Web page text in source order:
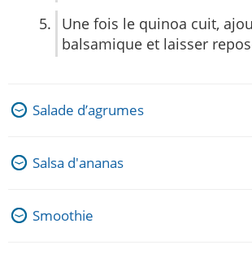
Une fois le quinoa cuit,
balsamique et laisser
Salade d’agrumes
Salsa d'ananas
Smoothie